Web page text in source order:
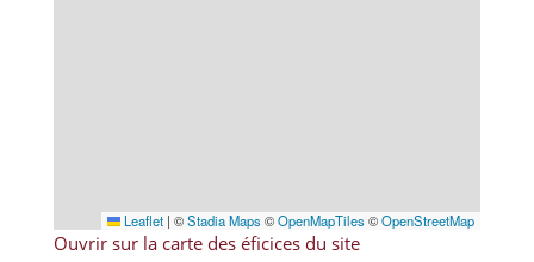
Leaflet | ©Stadia Maps ©OpenMapTiles ©OpenStreetMap
Ouvrir sur la carte des éficices du site